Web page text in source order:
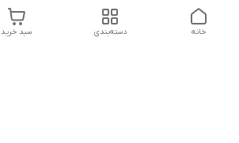
سبد خرید دسته‌بندی خانه